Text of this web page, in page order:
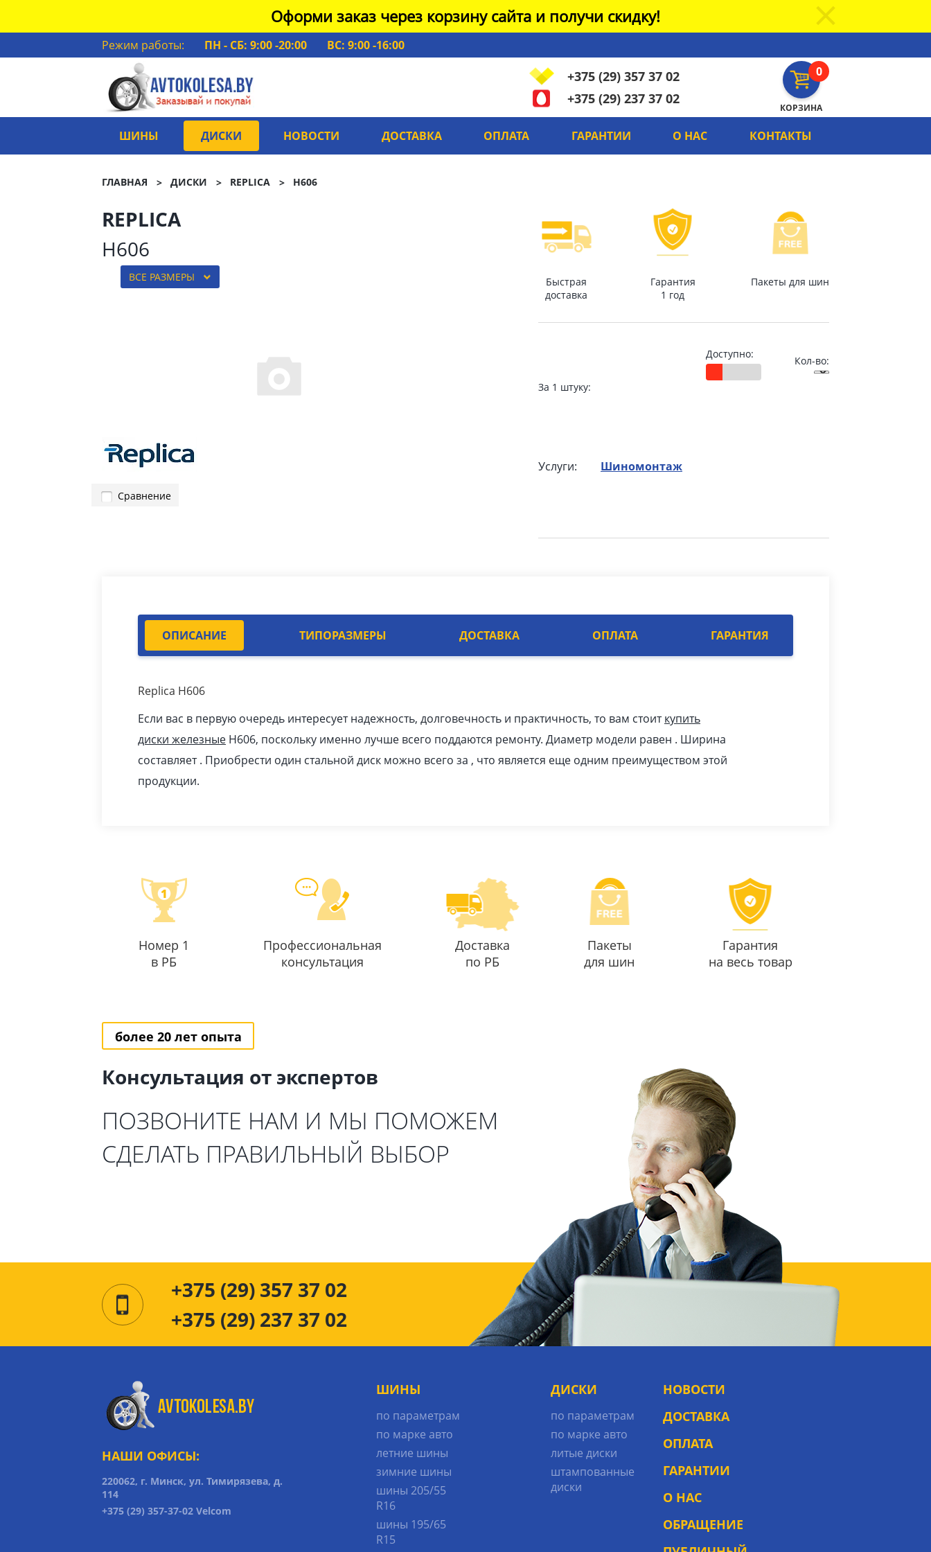
Оформи заказ через корзину сайта и получи скидку!
Режим работы: ПН - СБ: 9:00 -20:00
ВС: 9:00 -16:00
0
КОРЗИНА
+375 (29) 357 37 02
+375 (29) 237 37 02
ШИНЫ ДИСКИ НОВОСТИ ДОСТАВКА ОПЛАТА ГАРАНТИИ О НАС КОНТАКТЫ
ГЛАВНАЯ ДИСКИ REPLICA H606
REPLICA
H606
ВСЕ РАЗМЕРЫ
Сравнение
Быстрая
доставка
Гарантия
1 год
Пакеты для шин
Доступно:
Кол-во:
За 1 штуку:
Услуги: Шиномонтаж
ОПИСАНИЕ ТИПОРАЗМЕРЫ ДОСТАВКА ОПЛАТА ГАРАНТИЯ
Replica H606
Если вас в первую очередь интересует надежность, долговечность и практичность, то вам стоиткупить
диски железные H606, поскольку именно лучше всего поддаются ремонту. Диаметр модели равен . Ширина
составляет . Приобрести один стальной диск можно всего за , что является еще одним преимуществом этой
продукции.
Номер 1
в РБ
Профессиональная
консультация
Доставка
по РБ
Пакеты
для шин
Гарантия
на весь товар
более 20 лет опыта
Консультация от экспертов
ПОЗВОНИТЕ НАМ И МЫ ПОМОЖЕМ
СДЕЛАТЬ ПРАВИЛЬНЫЙ ВЫБОР
+375 (29) 357 37 02
+375 (29) 237 37 02
НАШИ ОФИСЫ:
220062, г. Минск, ул. Тимирязева, д.
114
+375 (29) 357-37-02 Velcom
ШИНЫ
по параметрам
по марке авто
летние шины
зимние шины
шины 205/55
R16
шины 195/65
R15
ДИСКИ
по параметрам
по марке авто
литые диски
штампованные
диски
НОВОСТИ
ДОСТАВКА
ОПЛАТА
ГАРАНТИИ
О НАС
ОБРАЩЕНИЕ